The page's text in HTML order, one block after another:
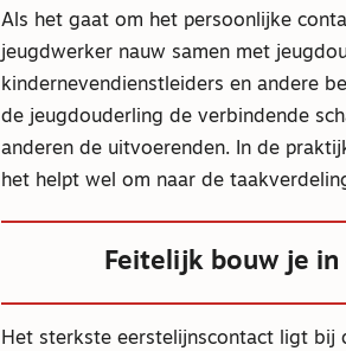
Als het gaat om het persoonlijke
jeugdwerker nauw samen met
kindernevendienstleiders en andere
de jeugdouderling de verbindende
anderen de uitvoerenden. In de
het helpt wel om naar de
Feitelijk bouw je
Het sterkste eerstelijnscontact ligt bij